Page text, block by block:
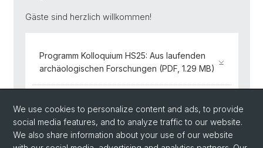
Gäste sind herzlich willkommen!
Programm Kolloquium HS25: Aus laufenden
archäologischen Forschungen (PDF, 1.29 MB)
Vorlesungsverzeichnis
We use cookies to personalize content and ads, to provide
social media features, and to analyze traffic to our website.
We also share information about your use of our website